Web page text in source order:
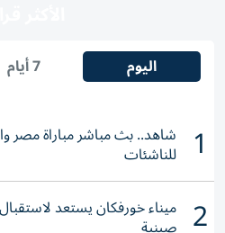
اليوم 7 أيام
1 شاهد.. بث مباشر مباراة مصر
للناشئات
2 ميناء خورفكان يستعد